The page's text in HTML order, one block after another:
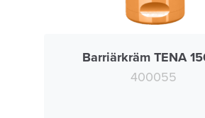
Barriärkräm TENA
400055